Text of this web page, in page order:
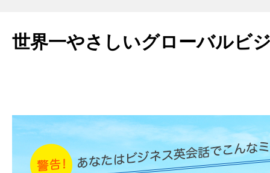
世界一やさしいグローバルビ